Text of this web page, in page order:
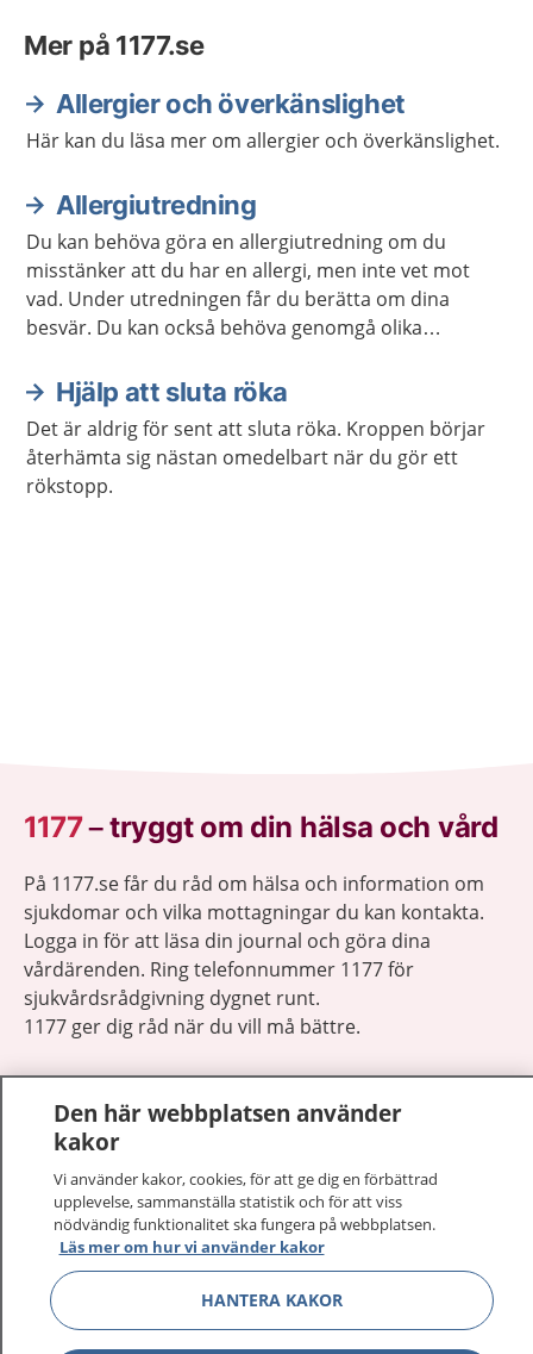
Mer på 1177.se
Allergier och överkänslighet
Här kan du läsa mer om allergier och överkänslighet.
Allergiutredning
Du kan behöva göra en allergiutredning om du
misstänker att du har en allergi, men inte vet mot
vad. Under utredningen får du berätta om dina
besvär. Du kan också behöva genomgå olika
Hjälp att sluta röka
Det är aldrig för sent att sluta röka. Kroppen börjar
återhämta sig nästan omedelbart när du gör ett
rökstopp.
1177–tryggt om din hälsa och vård
På 1177.se får du råd om hälsa och information om
sjukdomar och vilka mottagningar du kan kontakta.
Logga in för att läsa din journal och göra dina
vårdärenden. Ring telefonnummer 1177 för
sjukvårdsrådgivning dygnet runt.
1177 ger dig råd när du vill må bättre.
1177 på flera språk
Om 1177
Kontakt Visa
Den här webbplatsen använder
kakor
Vi använder kakor, cookies, för att ge dig en förbättrad
upplevelse, sammanställa statistik och för att viss
nödvändig funktionalitet ska fungera på webbplatsen.
Läs mer om hur vi använder kakor
HANTERA KAKOR